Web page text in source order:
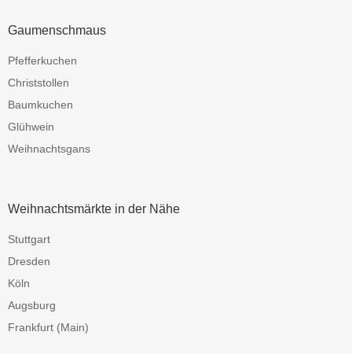
Gaumenschmaus
Pfefferkuchen
Christstollen
Baumkuchen
Glühwein
Weihnachtsgans
Weihnachtsmärkte in der Nähe
Stuttgart
Dresden
Köln
Augsburg
Frankfurt (Main)